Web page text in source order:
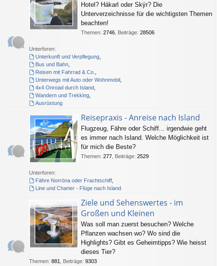
Hotel? Hákarl oder Skýr? Die
Unterverzeichnisse für die wichtigsten Themen
beachten!
Themen: 2746 Beiträge: 28506
Unterforen:
Unterkunft und Verpflegung,
Bus und Bahn,
Reisen mit Fahrrad & Co.
Unterwegs mit Auto oder Wohnmobil,
4x4 Onroad durch Island,
Wandern und Trekking,
Ausrüstung
Reisepraxis - Anreise nach Island
Flugzeug, Fähre oder Schiff... irgendwie geht
es immer nach Island. Welche Möglichkeit ist
für mich die Beste?
Themen: 277 Beiträge: 2529
Unterforen:
Fähre Norröna oder Frachtschiff,
Line und Charter - Flüge nach Island
Ziele und Sehenswertes - im
Großen und Kleinen
Was soll man zuerst besuchen? Welche
Pflanzen wachsen wo? Wo sind die
Highlights? Gibt es Geheimtipps? Wie heisst
dieses Tier?
Themen: 881 Beiträge: 9303